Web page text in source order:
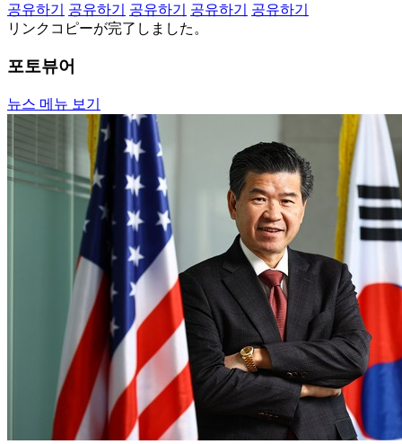
공유하기
공유하기 공유하기 공유하기
공유하기
リンクコピーが完了しました。
포토뷰어
뉴스 메뉴 보기